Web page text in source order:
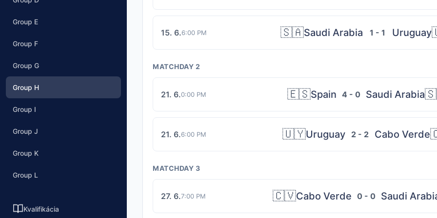
Group E
Group F
Group G
Group H
Group I
Group J
Group K
Group L
Kvalifikácia
15. 6.6:00 PM 🇸🇦Saudi Arabia 1 - 1 Uruguay
MATCHDAY 2
21. 6.0:00 PM 🇪🇸Spain 4 - 0 Saudi Arabia
21. 6.6:00 PM 🇺🇾Uruguay 2 - 2 Cabo Verde
MATCHDAY 3
27. 6.7:00 PM 🇨🇻Cabo Verde 0 - 0 Saudi